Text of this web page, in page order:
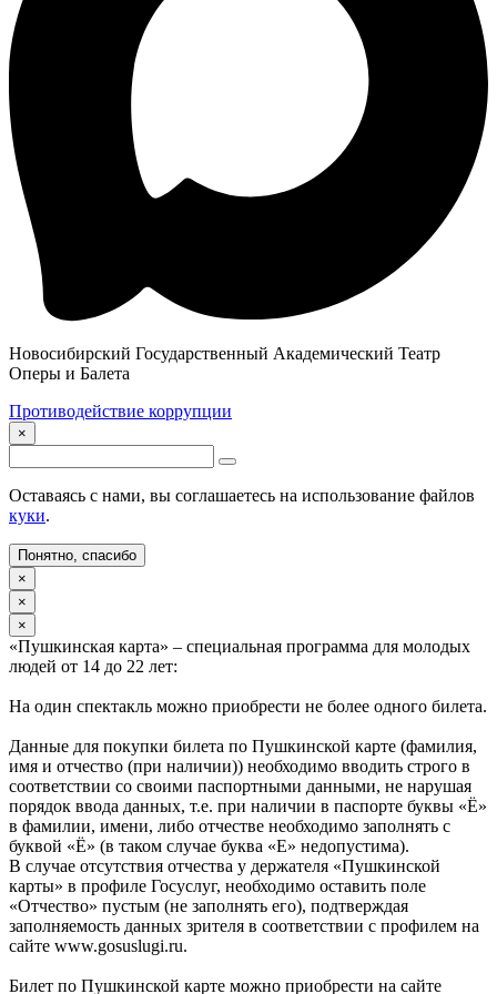
Новосибирский Государственный Академический Театр
Оперы и Балета
Противодействие коррупции
×
Оставаясь с нами, вы соглашаетесь на использование файлов
куки.
Понятно, спасибо
×
×
×
«Пушкинская карта» – специальная программа для молодых
людей от 14 до 22 лет:
На один спектакль можно приобрести не более одного билета.
Данные для покупки билета по Пушкинской карте (фамилия,
имя и отчество (при наличии)) необходимо вводить строго в
соответствии со своими паспортными данными, не нарушая
порядок ввода данных, т.е. при наличии в паспорте буквы «Ё»
в фамилии, имени, либо отчестве необходимо заполнять с
буквой «Ё» (в таком случае буква «Е» недопустима).
В случае отсутствия отчества у держателя «Пушкинской
карты» в профиле Госуслуг, необходимо оставить поле
«Отчество» пустым (не заполнять его), подтверждая
заполняемость данных зрителя в соответствии с профилем на
сайте www.gosuslugi.ru.
Билет по Пушкинской карте можно приобрести на сайте